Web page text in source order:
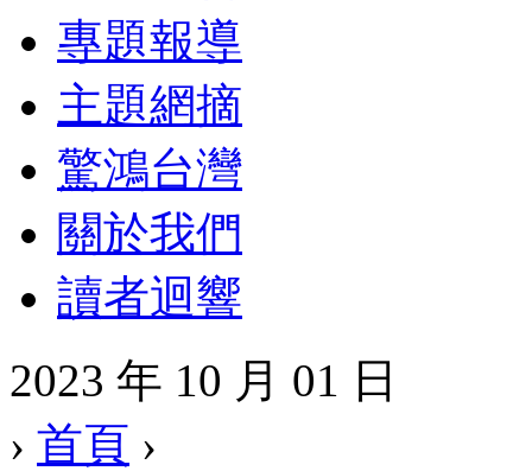
專題報導
主題網摘
驚鴻台灣
關於我們
讀者迴響
2023 年 10 月 01 日
› 首頁 ›